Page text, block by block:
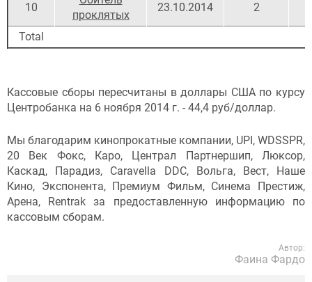
10
проклятых
23.10.2014 2
Total
Кассовые сборы пересчитаны в доллары США по курсу
Центробанка на 6 ноября 2014 г. - 44,4 руб/доллар.
Мы благодарим кинопрокатные компании, UPI, WDSSPR,
20 Век Фокс, Каро, Централ Партнершип, Люксор,
Каскад, Парадиз, Caravella DDC, Вольга, Вест, Наше
Кино, Экспонента, Премиум Фильм, Синема Престиж,
Арена, Rentrak за предоставленную информацию по
кассовым сборам.
Автор:
Фаина Фардо